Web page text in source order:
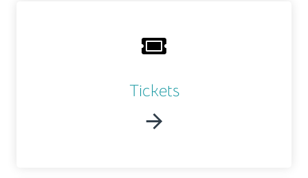
Tickets